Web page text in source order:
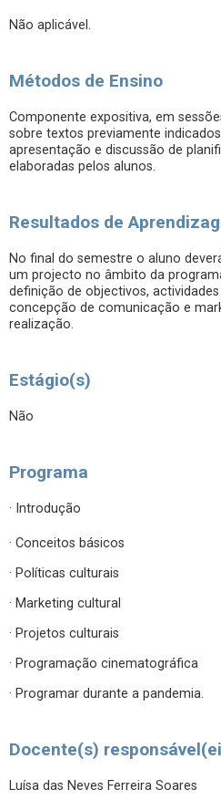
Não aplicável.
Métodos de Ensino
Componente expositiva, em
sobre textos previamente
apresentação e discussão de
elaboradas pelos alunos.
Resultados de
No final do semestre o aluno
um projecto no âmbito da
definição de objectivos,
concepção de comunicação e
realização.
Estágio(s)
Não
Programa
· Introdução
· Conceitos básicos
· Políticas culturais
· Marketing cultural
· Projetos culturais
· Programação cinematográfica
· Programar durante a pandemia.
Docente(s)
Luísa das Neves Ferreira Soares